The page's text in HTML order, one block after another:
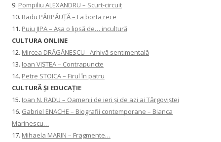
9. Pompiliu ALEXANDRU – Scurt-circuit
10. Radu PĂRPĂUȚĂ – La borta rece
11. Puiu JIPA – Așa o lipsă de… incultură
CULTURA ONLINE
12. Mircea DRĂGĂNESCU - Arhivă sentimentală
13. Ioan VIȘTEA – Contrapuncte
14. Petre STOICA – Firul în patru
CULTURĂ ŞI EDUCAŢIE
15. Ioan N. RADU – Oamenii de ieri și de azi ai Târgoviștei
16. Gabriel ENACHE – Biografii contemporane – Bianca
Marinescu…
17. Mihaela MARIN – Fragmente…